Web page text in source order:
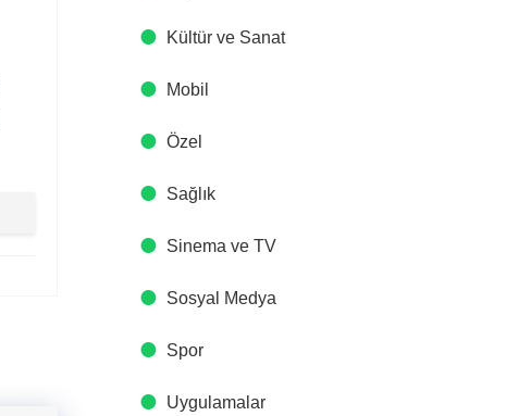
Kültür ve Sanat
Mobil
Özel
Sağlık
Sinema ve TV
Sosyal Medya
Spor
Uygulamalar